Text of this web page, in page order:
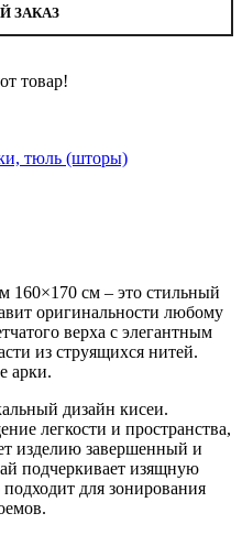
ЗАКАЗ
товар!
тюль (шторы)
160×170 см – это стильный
оригинальности любому
верха с элегантным
из струящихся нитей.
арки.
дизайн кисеи.
легкости и пространства,
изделию завершенный и
подчеркивает изящную
для зонирования